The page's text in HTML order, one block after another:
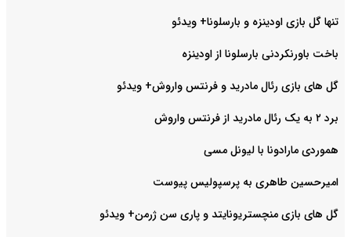
تنها گل بازی اودینزه و بارسلونا+ ویدئو
باخت باورنکردنی بارسلونا از اودینزه
گل های بازی رئال مادرید و فرنتس واروش+ ویدئو
برد ۲ به یک رئال مادرید از فرنتس واروش
هموردی مارادونا با لیونل مسی
امیرحسین طاهری به پرسپولیس پیوست
گل های بازی منچستریونایتد و پاری سن ژرمن+ ویدئو